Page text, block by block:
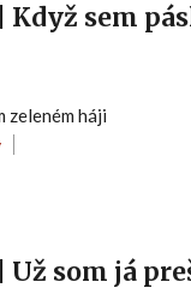
Když sem
zeleném háji
som já